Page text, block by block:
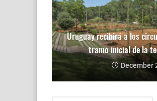
Uruguay recibirá a los
tramo inicial de la
December